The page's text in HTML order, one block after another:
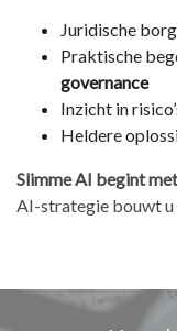
Juridische
Praktische
governance
Inzicht in
Heldere
Slimme AI begint
AI-strategie bouwt